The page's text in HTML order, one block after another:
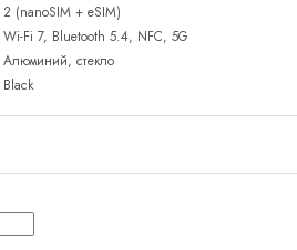
2 (nanoSIM + eSIM)
Wi-Fi 7, Bluetooth 5.4, NFC, 5G
Алюминий, стекло
Black